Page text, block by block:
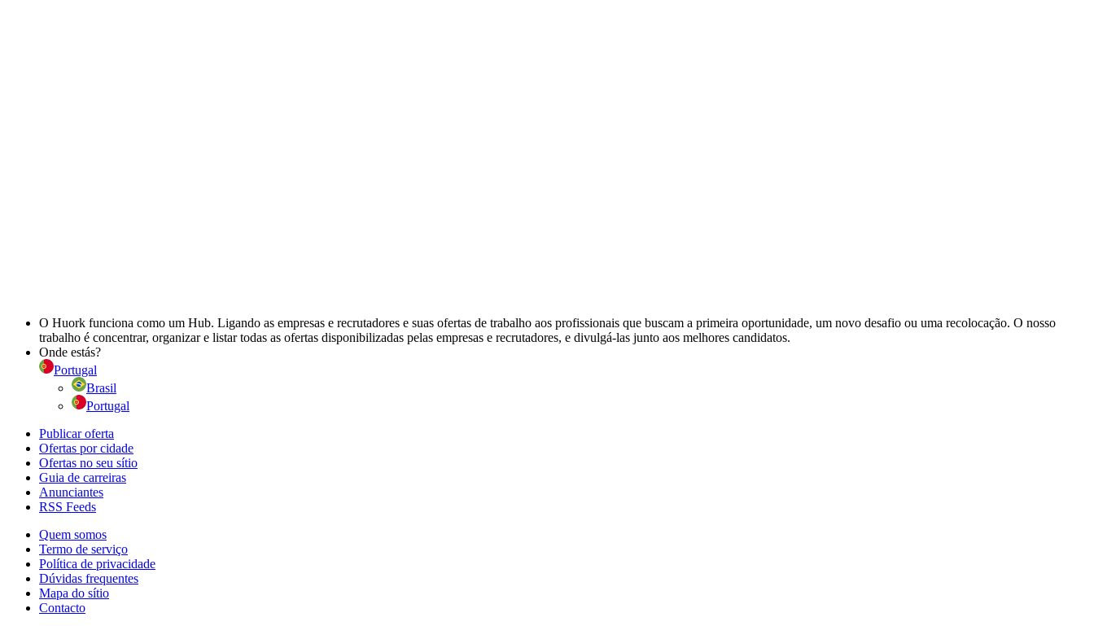
O Huork funciona como um Hub. Ligando as empresas e recrutadores e suas ofertas de trabalho aos profissionais que buscam a primeira oportunidade, um novo desafio ou uma recolocação. O nosso
trabalho é concentrar, organizar e listar todas as ofertas disponibilizadas pelas empresas e recrutadores, e divulgá-las junto aos melhores candidatos.
Onde estás?
Portugal
Brasil
Portugal
Publicar oferta
Ofertas por cidade
Ofertas no seu sítio
Guia de carreiras
Anunciantes
RSS Feeds
Quem somos
Termo de serviço
Política de privacidade
Dúvidas frequentes
Mapa do sítio
Contacto